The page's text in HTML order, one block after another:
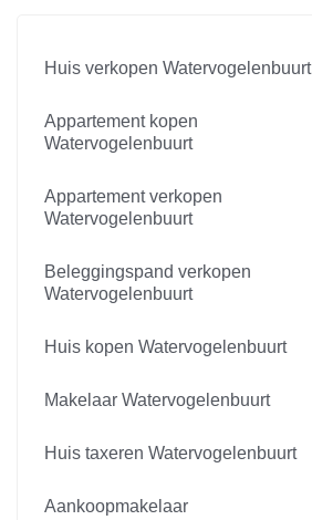
Huis verkopen Watervogelenbuurt
Appartement kopen
Watervogelenbuurt
Appartement verkopen
Watervogelenbuurt
Beleggingspand verkopen
Watervogelenbuurt
Huis kopen Watervogelenbuurt
Makelaar Watervogelenbuurt
Huis taxeren Watervogelenbuurt
Aankoopmakelaar